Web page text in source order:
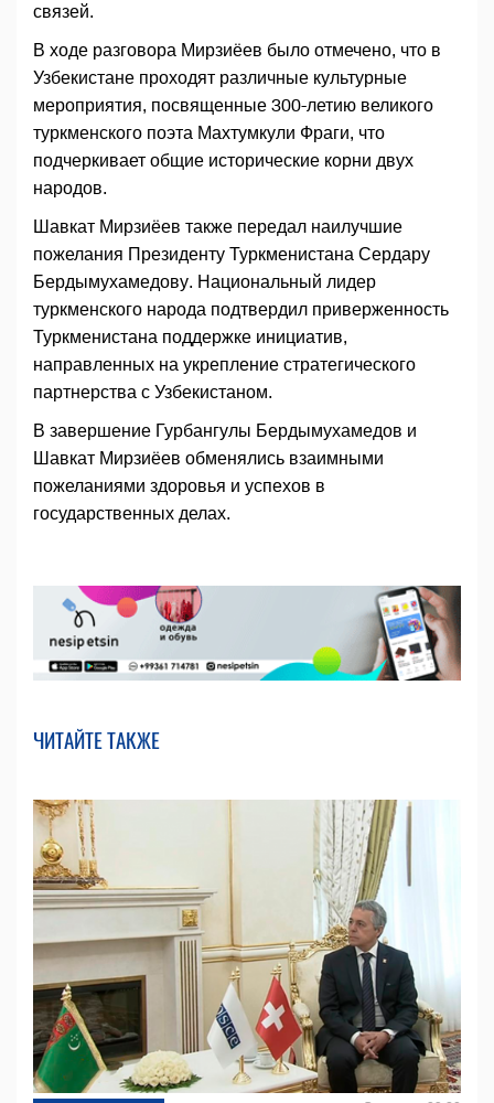
связей.
В ходе разговора Мирзиёев было отмечено, что в
Узбекистане проходят различные культурные
мероприятия, посвященные 300-летию великого
туркменского поэта Махтумкули Фраги, что
подчеркивает общие исторические корни двух
народов.
Шавкат Мирзиёев также передал наилучшие
пожелания Президенту Туркменистана Сердару
Бердымухамедову. Национальный лидер
туркменского народа подтвердил приверженность
Туркменистана поддержке инициатив,
направленных на укрепление стратегического
партнерства с Узбекистаном.
В завершение Гурбангулы Бердымухамедов и
Шавкат Мирзиёев обменялись взаимными
пожеланиями здоровья и успехов в
государственных делах.
ЧИТАЙТЕ ТАКЖЕ